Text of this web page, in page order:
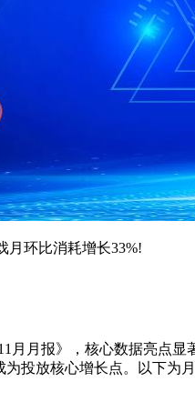
环比消耗增长33%!
报》，核心数据亮点显
投放核心增长点。以下为